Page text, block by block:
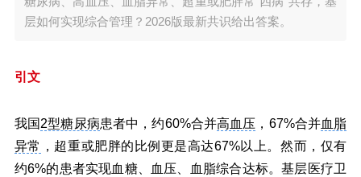
层如何实现综合管理？2026版最新共识给出答案。
引文
我国2型糖尿病患者中，约60%合并高血压 ，67%合并血脂
异常 ，超重或肥胖的比例更是高达67%以上。然而，仅有
约6%的患者实现血糖、血压、血脂综合达标。基层医疗卫